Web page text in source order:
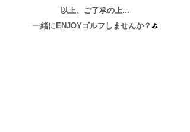
以上、ご了承の上...
​一緒にENJOYゴルフしませんか？ ⛳